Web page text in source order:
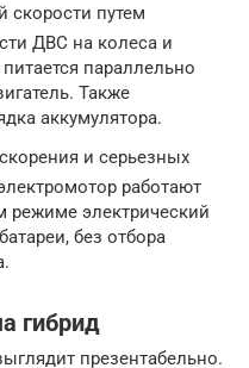
скорости путем
ДВС на колеса и
параллельно
Также
аккумулятора.
и серьезных
работают
режиме электрический
без отбора
гибрид
презентабельно.